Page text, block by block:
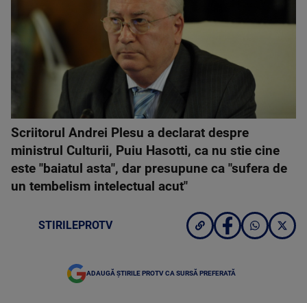
Scriitorul Andrei Plesu a declarat despre
ministrul Culturii, Puiu Hasotti, ca nu stie cine
este "baiatul asta", dar presupune ca "sufera de
un tembelism intelectual acut"
STIRILEPROTV
ADAUGĂ ȘTIRILE PROTV CA SURSĂ PREFERATĂ